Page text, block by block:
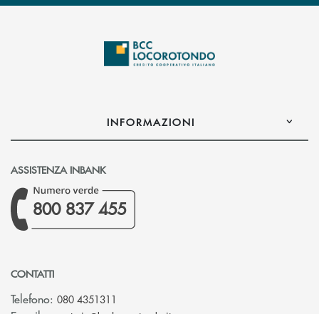
INFORMAZIONI
ASSISTENZA INBANK
800 837 455
CONTATTI
Telefono: 080 4351311